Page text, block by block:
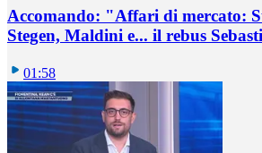
Accomando: "Affari di mercato:
Stegen, Maldini e... il rebus
01:58